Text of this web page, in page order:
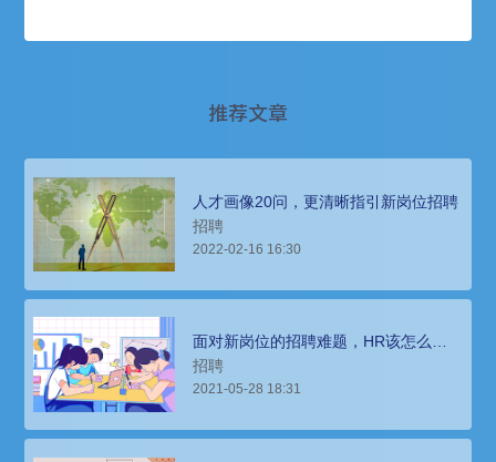
推荐文章
人才画像20问，更清晰指引新岗位招聘
招聘
2022-02-16 16:30
面对新岗位的招聘难题，HR该怎么
做？
招聘
2021-05-28 18:31